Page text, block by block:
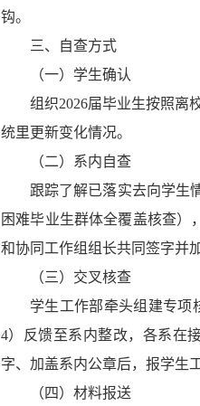
钩。
三、自查方式
（一） 学生确认
组织2026届毕业生按照离
统里更新变化情况。
（二） 系内自查
跟踪了解已落实去向学生
困难毕业生群体全覆盖核查）
和协同工作组组长共同签字并
（三） 交叉核查
学生工作部牵头组建专项
4）反馈至系内整改，各系在
字、加盖系内公章后，报学生
（四） 材料报送